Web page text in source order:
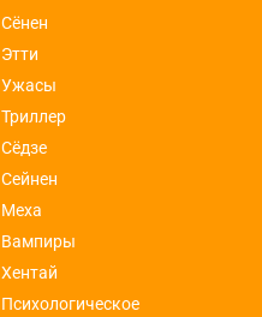
Сёнен
Этти
Ужасы
Триллер
Сёдзе
Сейнен
Меха
Вампиры
Хентай
Психологическое